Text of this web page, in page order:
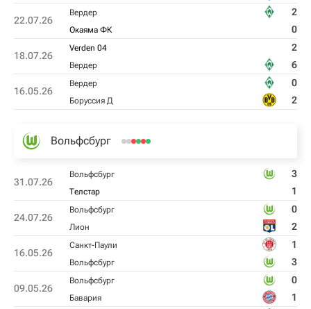
22.07.26
Вердер 2
Окаяма ФК 0
18.07.26
Verden 04 2
Вердер 6
16.05.26
Вердер 0
Боруссия Д 2
Вольфсбург
31.07.26
Вольфсбург 3
Телстар 1
24.07.26
Вольфсбург 0
Лион 2
16.05.26
Санкт-Паули 1
Вольфсбург 3
09.05.26
Вольфсбург 0
Бавария 1